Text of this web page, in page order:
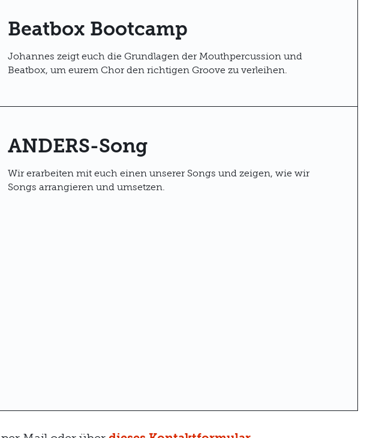
Beatbox Bootcamp
Johannes zeigt euch die Grundlagen der Mouthpercussion und
Beatbox, um eurem Chor den richtigen Groove zu verleihen.
ANDERS-Song
Wir erarbeiten mit euch einen unserer Songs und zeigen, wie wir
Songs arrangieren und umsetzen.